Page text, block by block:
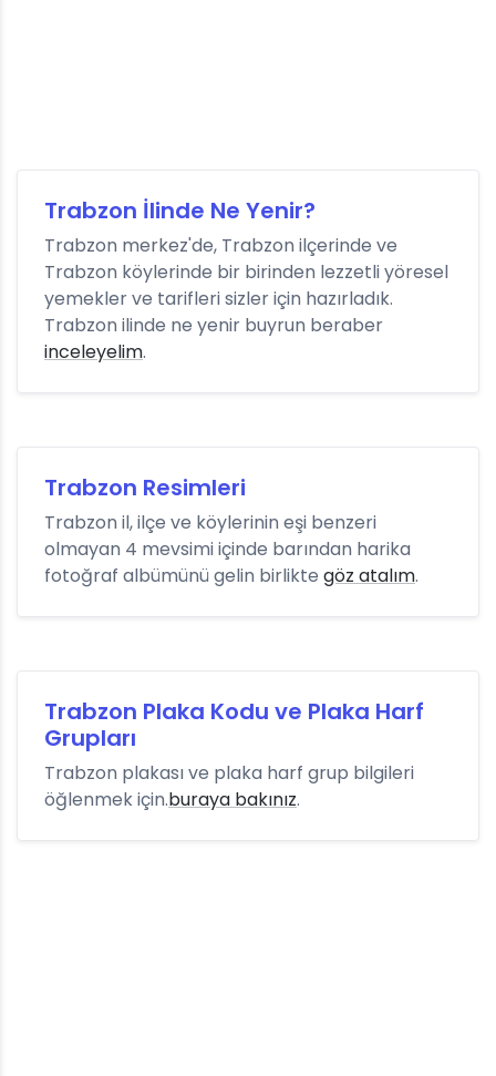
Trabzon İlinde Ne Yenir?
Trabzon merkez'de, Trabzon ilçerinde ve
Trabzon köylerinde bir birinden lezzetli yöresel
yemekler ve tarifleri sizler için hazırladık.
Trabzon ilinde ne yenir buyrun beraber
inceleyelim.
Trabzon Resimleri
Trabzon il, ilçe ve köylerinin eşi benzeri
olmayan 4 mevsimi içinde barından harika
fotoğraf albümünü gelin birlikte göz atalım.
Trabzon Plaka Kodu ve Plaka Harf
Grupları
Trabzon plakası ve plaka harf grup bilgileri
öğlenmek için.buraya bakınız.